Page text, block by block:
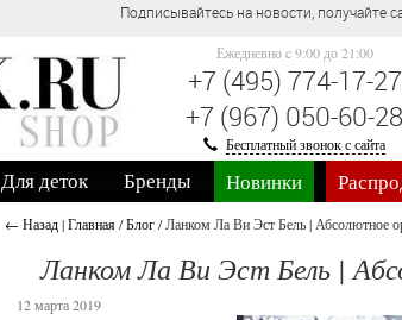
Подписывайтесь на новости,
Ежедневно c 9:00 до 21:00
+7 (495) 774-17-27
+7 (967) 050-60-28
Бесплатный звонок с сайта
Для деток Бренды Новинки
← Назад|Главная/Блог/ Ланком Ла Ви Эст Бель | Абсолютное
Ланком Ла Ви Эст Бель |
12 марта 2019